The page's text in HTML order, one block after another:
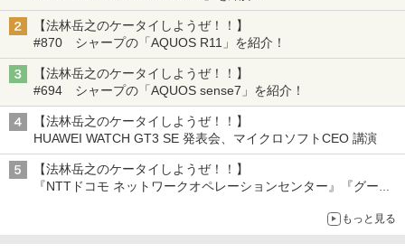
【法林岳之のケータイしようぜ！！】
#870 シャープの「AQUOS R11」を紹介！
【法林岳之のケータイしようぜ！！】
#694 シャープの「AQUOS sense7」を紹介！
【法林岳之のケータイしようぜ！！】
HUAWEI WATCH GT3 SE 発表会、マイクロソフトCEO 講演
【法林岳之のケータイしようぜ！！】
『NTTドコモ ネットワークオペレーションセンター』『グーグ
Alpha2」発表』『KDDI 「povo2.0」サービス説明会』 もっと見る